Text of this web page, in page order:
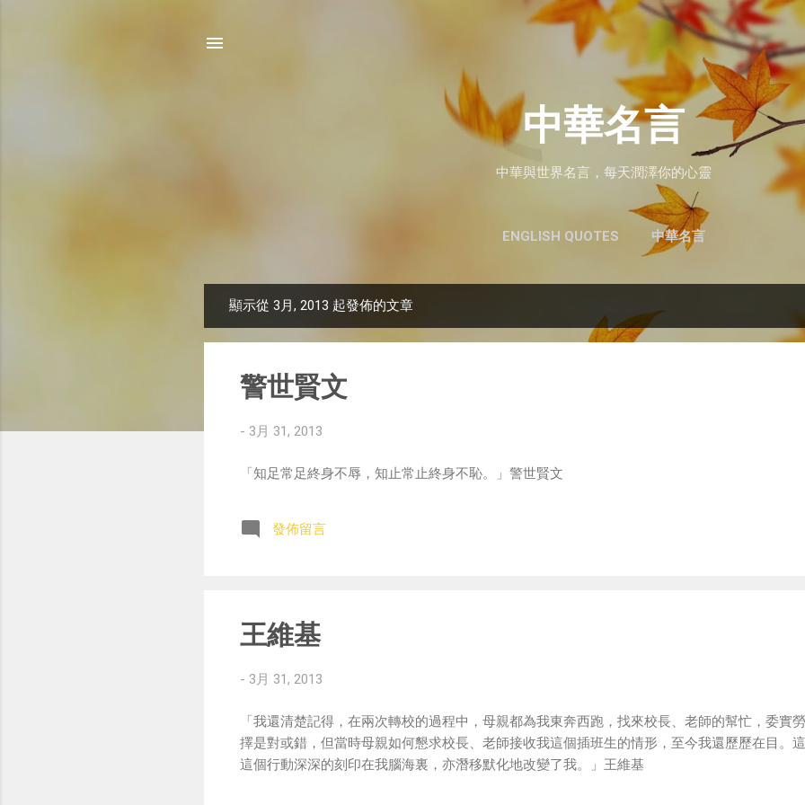
跳至主要內容
中華名言
中華與世界名言，每天潤澤你的心靈
ENGLISH QUOTES 中華名言
章
顯示從 3月, 2013 起發佈的文章
警世賢文
- 3月 31, 2013
「知足常足終身不辱，知止常止終身不恥。」警世賢文
發佈留言
王維基
- 3月 31, 2013
「我還清楚記得，在兩次轉校的過程中，母親都為我東奔西跑，找來校長、老師的幫忙，委實
擇是對或錯，但當時母親如何懇求校長、老師接收我這個插班生的情形，至今我還歷歷在目。
這個行動深深的刻印在我腦海裏，亦潛移默化地改變了我。」王維基